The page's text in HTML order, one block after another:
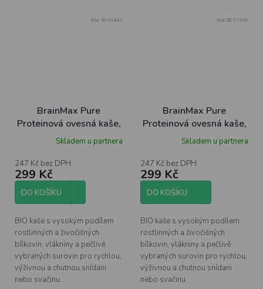
BrainMax Pure
Proteinová ovesná kaše,
kakaová s lískovými
ořechy, BIO, 480 g
Skladem u partnera
247 Kč bez DPH
299 Kč
DO KOŠÍKU
BIO kaše s vysokým podílem
rostlinných a živočišných
bílkovin, vlákniny a pečlivě
vybraných surovin pro rychlou,
výživnou a chutnou snídani
nebo svačinu.
Kód: SB-66441
BrainMax Pure
Proteinová ovesná kaše,
malinová s chia, BIO,
Skladem u partnera
247 Kč bez DPH
299 Kč
DO KOŠÍKU
BIO kaše s vysokým podílem
rostlinných a živočišných
bílkovin, vlákniny a pečlivě
vybraných surovin pro rychlou,
výživnou a chutnou snídani
nebo svačinu.
Kód: SB-67449